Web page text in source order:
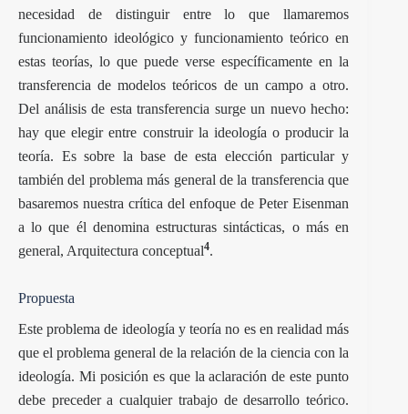
necesidad de distinguir entre lo que llamaremos
funcionamiento ideológico y funcionamiento teórico en
estas teorías, lo que puede verse específicamente en la
transferencia de modelos teóricos de un campo a otro.
Del análisis de esta transferencia surge un nuevo hecho:
hay que elegir entre construir la ideología o producir la
teoría. Es sobre la base de esta elección particular y
también del problema más general de la transferencia que
basaremos nuestra crítica del enfoque de Peter Eisenman
a lo que él denomina estructuras sintácticas, o más en
general, Arquitectura conceptual4.
Propuesta
Este problema de ideología y teoría no es en realidad más
que el problema general de la relación de la ciencia con la
ideología. Mi posición es que la aclaración de este punto
debe preceder a cualquier trabajo de desarrollo teórico.